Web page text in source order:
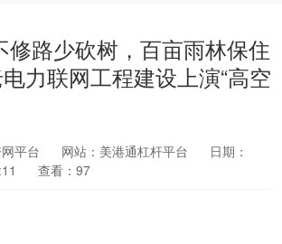
修路少砍树，百亩雨林保住
力联网工程建设上演“高空
平台 网站：美港通杠杆平台
日期：
查看：97